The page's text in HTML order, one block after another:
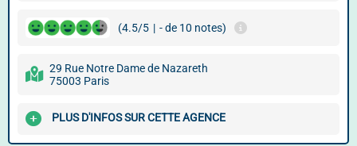
(4.5/5 | - de 10 notes)
29 Rue Notre Dame de Nazareth
75003 Paris
PLUS D'INFOS SUR CETTE AGENCE